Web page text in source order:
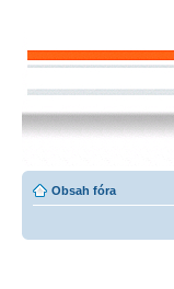
Obsah fóra